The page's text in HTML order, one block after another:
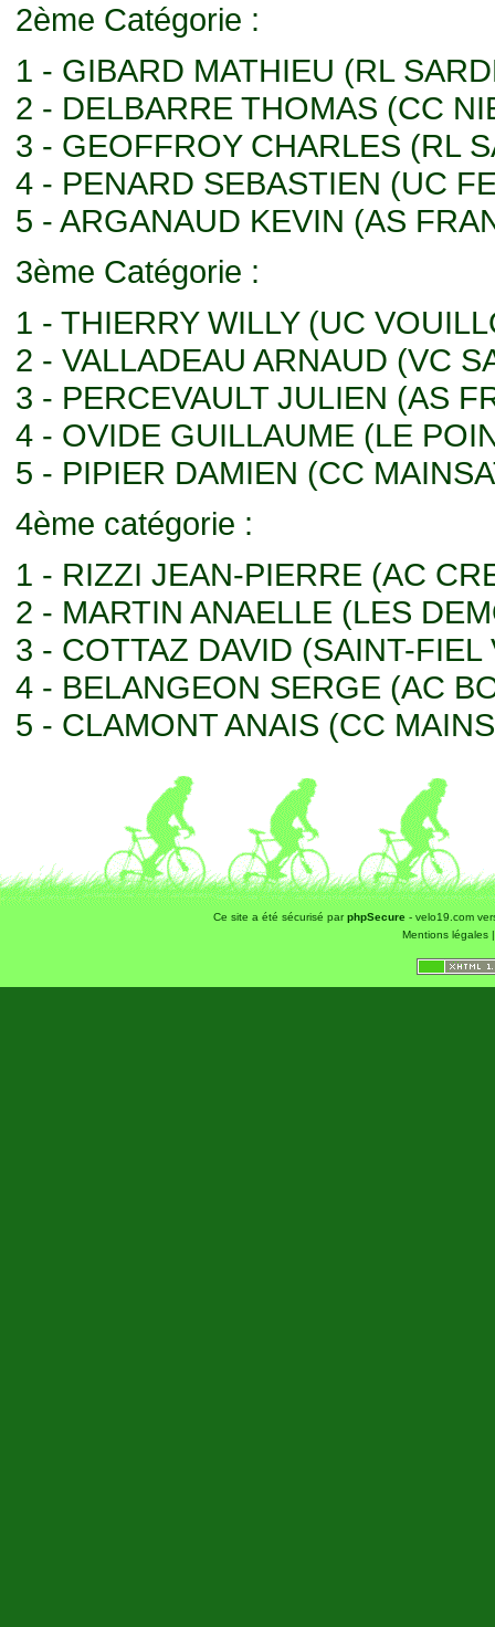
2ème Catégorie :
1 - GIBARD MATHIEU (RL
2 - DELBARRE THOMAS (CC
3 - GEOFFROY CHARLES (RL
4 - PENARD SEBASTIEN (UC
5 - ARGANAUD KEVIN (AS
3ème Catégorie :
1 - THIERRY WILLY (UC
2 - VALLADEAU ARNAUD (VC
3 - PERCEVAULT JULIEN (AS
4 - OVIDE GUILLAUME (LE
5 - PIPIER DAMIEN (CC
4ème catégorie :
1 - RIZZI JEAN-PIERRE (AC
2 - MARTIN ANAELLE (LES
3 - COTTAZ DAVID (SAINT-FIEL
4 - BELANGEON SERGE (AC
5 - CLAMONT ANAIS (CC
Ce site a été sécurisé parphpSecure - velo19.com
Mentions légales